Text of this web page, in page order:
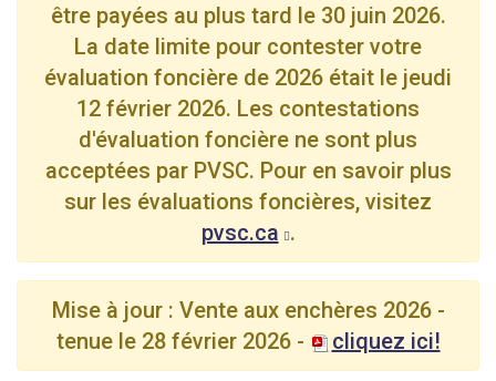
être payées au plus tard le 30 juin 2026.
La date limite pour contester votre
évaluation foncière de 2026 était le jeudi
12 février 2026. Les contestations
d'évaluation foncière ne sont plus
acceptées par PVSC. Pour en savoir plus
sur les évaluations foncières, visitez
pvsc.ca .
Mise à jour : Vente aux enchères 2026 -
tenue le 28 février 2026 -
cliquez ici!